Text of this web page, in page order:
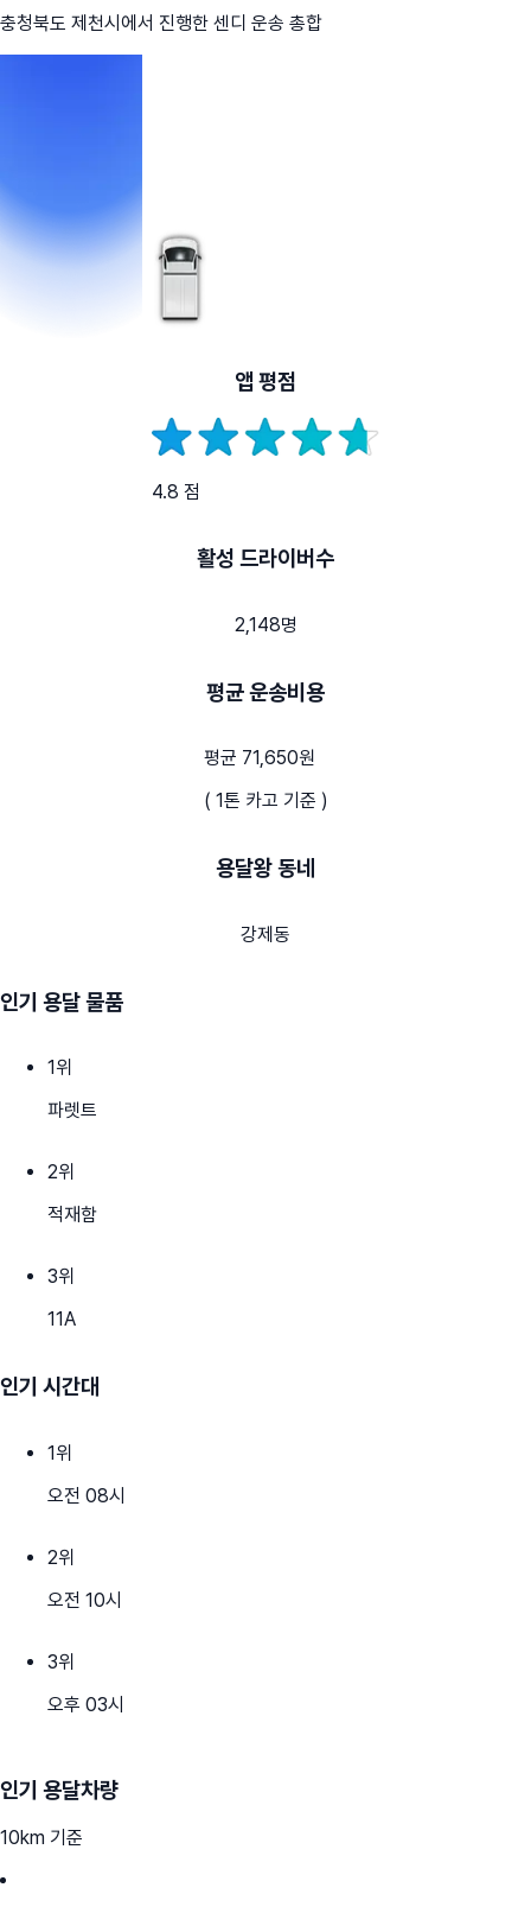
충청북도 제천시 에서 진행한 센디 운송 총합
앱 평점
4.8 점
활성 드라이버수
2,148명
평균 운송비용
평균 71,650원
( 1톤 카고 기준 )
용달왕 동네
강제동
인기 용달 물품
1위
파렛트
2위
적재함
3위
11A
인기 시간대
1위
오전 08시
2위
오전 10시
3위
오후 03시
인기 용달차량
10km 기준